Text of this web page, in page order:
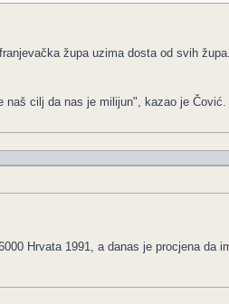
župa uzima dosta od svih
naš cilj da nas je milijun", kazao je Čović.
Hrvata 1991, a danas je procjena da